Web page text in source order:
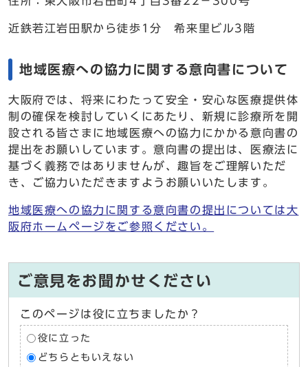
近鉄若江岩田駅から徒歩1分 希来里ビル3階
地域医療への協力に関する意向書について
大阪府では、将来にわたって安全・安心な医療提供体
制の確保を検討していくにあたり、新規に診療所を開
設される皆さまに地域医療への協力にかかる意向書の
提出をお願いしています。意向書の提出は、医療法に
基づく義務ではありませんが、趣旨をご理解いただ
き、ご協力いただきますようお願いいたします。
地域医療への協力に関する意向書の提出については大
阪府ホームページをご参照ください。
ご意見をお聞かせください
このページは役に立ちましたか？
役に立った
どちらともいえない